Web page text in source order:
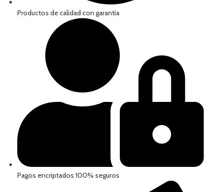
Productos de calidad con garantía
Pagos encriptados 100% seguros